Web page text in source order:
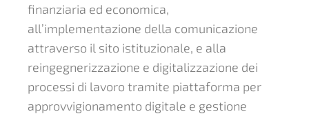
finanziaria ed economica,
all’implementazione della comunicazione
attraverso il sito istituzionale, e alla
reingegnerizzazione e digitalizzazione dei
processi di lavoro tramite piattaforma per
approvvigionamento digitale e gestione